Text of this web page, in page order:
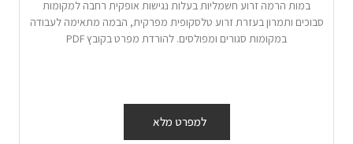
במות הרמה זרוע חשמליות בעלות נגישות אופקית רחבה למקומות
סבוכים ותמרון בעזרת זרוע טלסקופית מפרקית, הבמה מתאימה לעבודה
במקומות סגורים ומפולסים. להורדת מפרט בקובץ PDF
למפרט מלא